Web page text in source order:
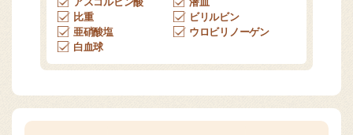
比重
ビリルビン
亜硝酸塩
ウロビリノーゲン
白血球